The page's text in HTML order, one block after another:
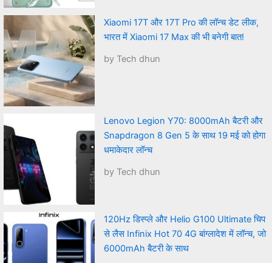
Xiaomi 17T और 17T Pro की लॉन्च डेट लीक,
भारत में Xiaomi 17 Max की भी बनेगी बात!
by Tech dhun
Lenovo Legion Y70: 8000mAh बैटरी और
Snapdragon 8 Gen 5 के साथ 19 मई को होगा
धमाकेदार लॉन्च
by Tech dhun
120Hz डिस्प्ले और Helio G100 Ultimate चिप
से लैस Infinix Hot 70 4G बांग्लादेश में लॉन्च, जो
6000mAh बैटरी के साथ